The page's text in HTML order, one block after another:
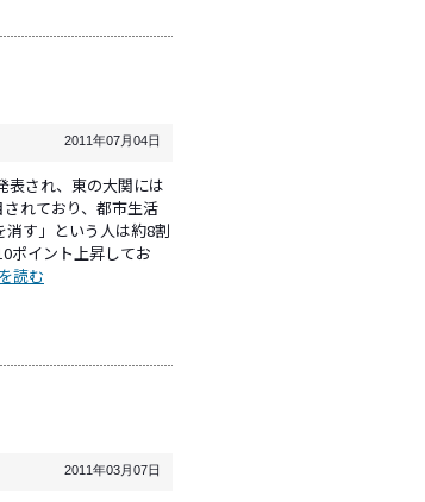
2011年07月04日
表され、東の大関には
れており、都市生活
す」という人は約8割
ポイント上昇してお
読む
2011年03月07日